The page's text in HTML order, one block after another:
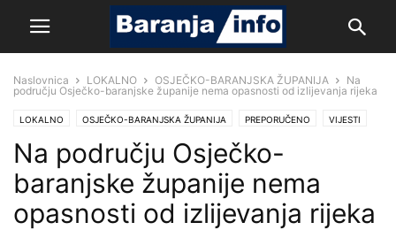
Naslovnica LOKALNO OSJEČKO-BARANJSKA ŽUPANIJA
Na
području Osječko-baranjske županije nema opasnosti od izlijevanja rijeka
LOKALNO OSJEČKO-BARANJSKA ŽUPANIJA PREPORUČENO VIJESTI
Na području Osječko-
baranjske županije nema
opasnosti od izlijevanja rijeka